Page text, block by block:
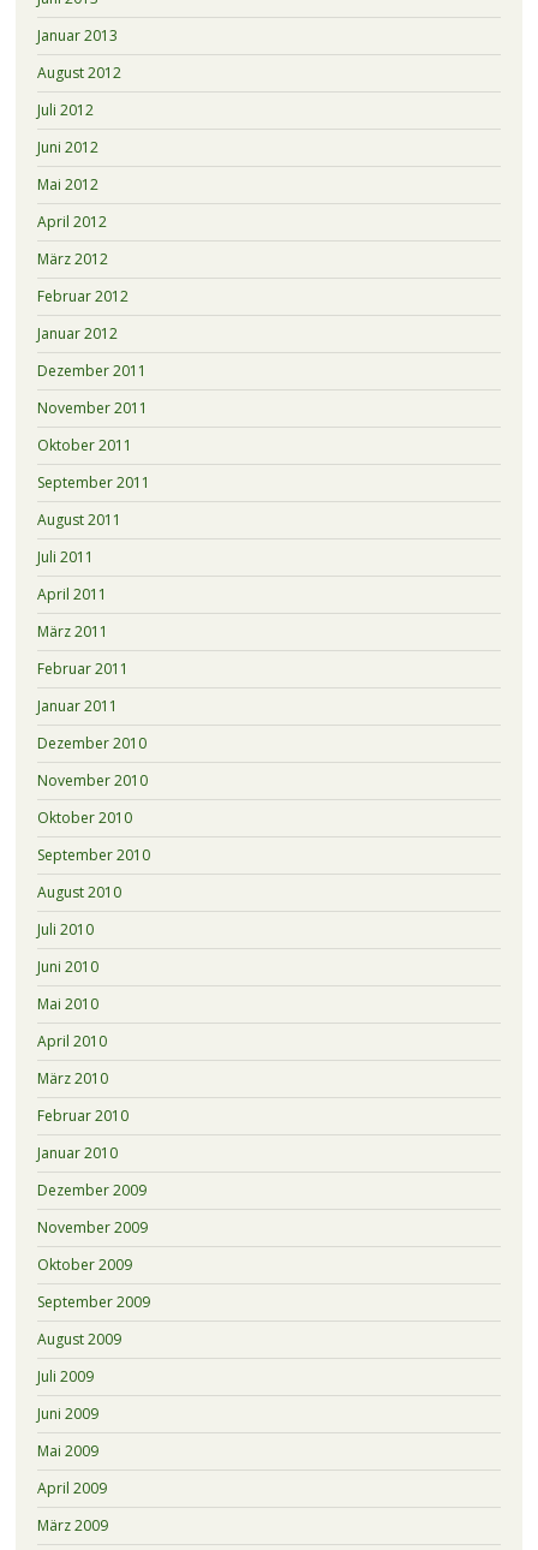
Januar 2013
August 2012
Juli 2012
Juni 2012
Mai 2012
April 2012
März 2012
Februar 2012
Januar 2012
Dezember 2011
November 2011
Oktober 2011
September 2011
August 2011
Juli 2011
April 2011
März 2011
Februar 2011
Januar 2011
Dezember 2010
November 2010
Oktober 2010
September 2010
August 2010
Juli 2010
Juni 2010
Mai 2010
April 2010
März 2010
Februar 2010
Januar 2010
Dezember 2009
November 2009
Oktober 2009
September 2009
August 2009
Juli 2009
Juni 2009
Mai 2009
April 2009
März 2009